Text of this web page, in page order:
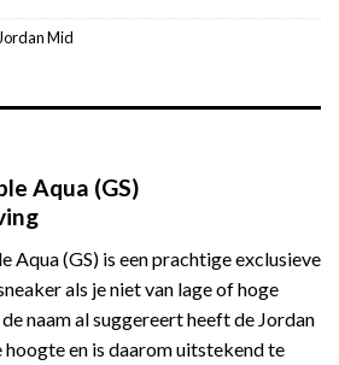
Jordan Mid
Aqua (GS)
Aqua (GS) is een prachtige exclusieve
als je niet van lage of hoge
naam al suggereert heeft de Jordan
en is daarom uitstekend te